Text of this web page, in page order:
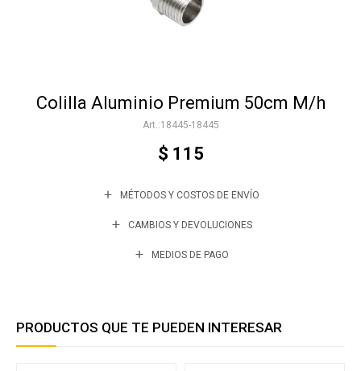
Colilla Aluminio Premium 50cm M/h
18445-18445
$ 115
MÉTODOS Y COSTOS DE ENVÍO
CAMBIOS Y DEVOLUCIONES
MEDIOS DE PAGO
PRODUCTOS QUE TE PUEDEN INTERESAR
Varios